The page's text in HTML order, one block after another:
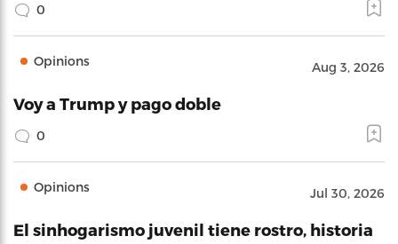
0
Opinions Aug 3, 2026
Voy a Trump y pago doble
0
Opinions Jul 30, 2026
El sinhogarismo juvenil tiene rostro, historia